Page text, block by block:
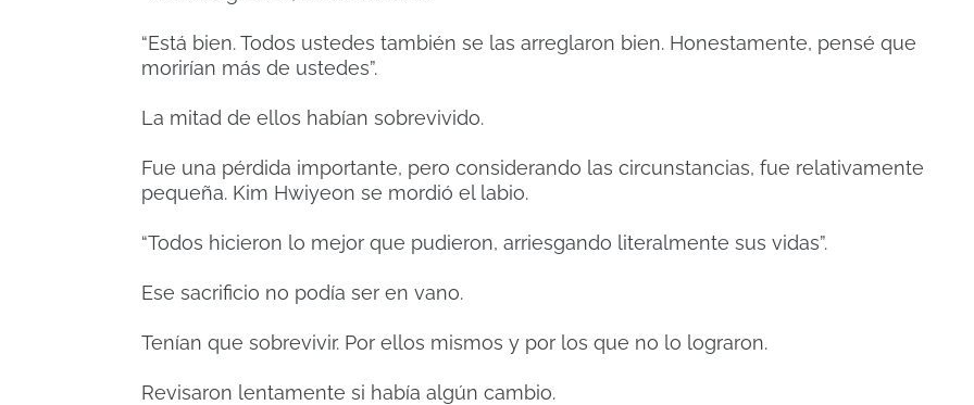
“Está bien. Todos ustedes también se las arreglaron bien. Honestamente, pensé que
morirían más de ustedes”.
La mitad de ellos habían sobrevivido.
Fue una pérdida importante, pero considerando las circunstancias, fue relativamente
pequeña. Kim Hwiyeon se mordió el labio.
“Todos hicieron lo mejor que pudieron, arriesgando literalmente sus vidas”.
Ese sacrificio no podía ser en vano.
Tenían que sobrevivir. Por ellos mismos y por los que no lo lograron.
Revisaron lentamente si había algún cambio.